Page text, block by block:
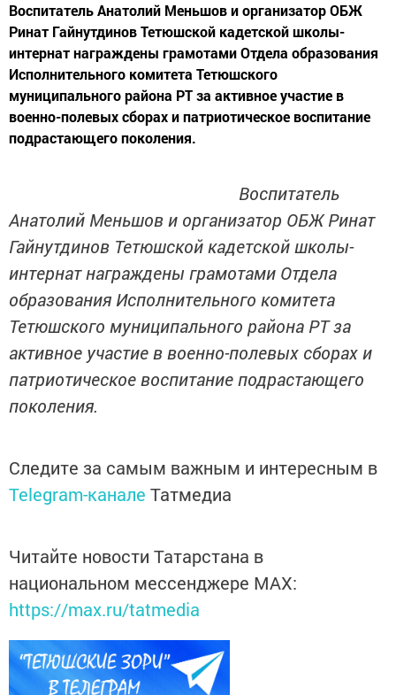
Воспитатель Анатолий Меньшов и организатор ОБЖ
Ринат Гайнутдинов Тетюшской кадетской школы-
интернат награждены грамотами Отдела образования
Исполнительного комитета Тетюшского
муниципального района РТ за активное участие в
военно-полевых сборах и патриотическое воспитание
подрастающего поколения.
Воспитатель
Анатолий Меньшов и организатор ОБЖ Ринат
Гайнутдинов Тетюшской кадетской школы-
интернат награждены грамотами Отдела
образования Исполнительного комитета
Тетюшского муниципального района РТ за
активное участие в военно-полевых сборах и
патриотическое воспитание подрастающего
поколения.
Следите за самым важным и интересным в
Telegram-канале Татмедиа
Читайте новости Татарстана в
национальном мессенджере MАХ:
https://max.ru/tatmedia